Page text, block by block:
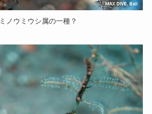
ミノウミウシ属の一種？